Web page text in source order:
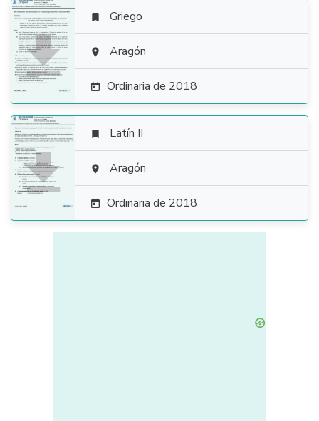

 Griego
 Aragón
 Ordinaria de 2018

 Latín II
 Aragón
 Ordinaria de 2018